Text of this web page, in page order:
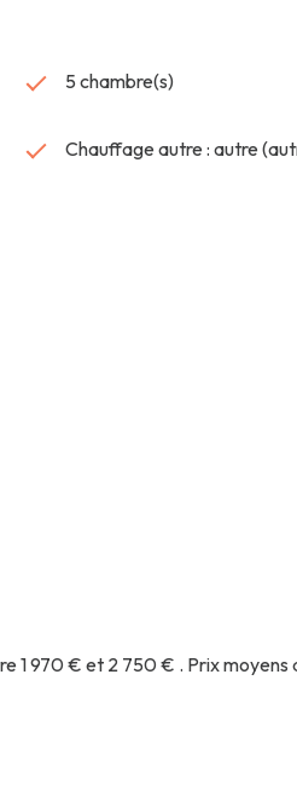
5 chambre(s)
Chauffage autre : autre
970 € et 2 750 € . Prix